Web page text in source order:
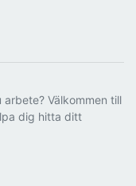
Välkommen till
dig hitta ditt